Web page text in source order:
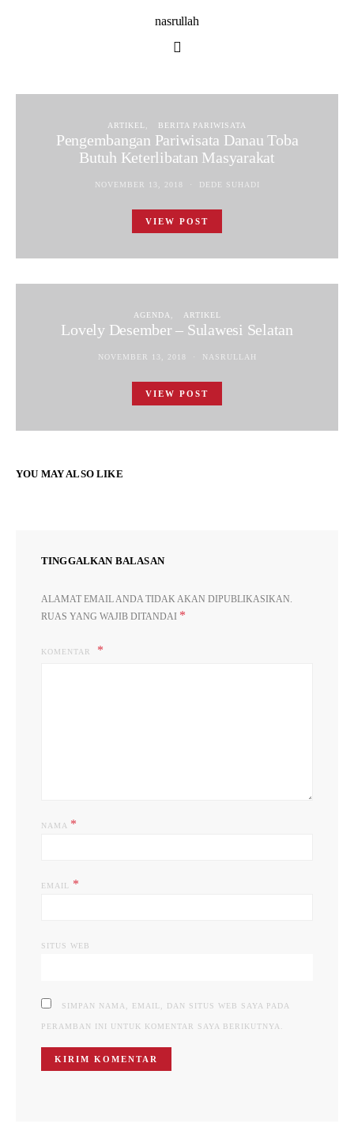
nasrullah
ARTIKEL BERITA PARIWISATA
Pengembangan Pariwisata Danau Toba
Butuh Keterlibatan Masyarakat
NOVEMBER 13, 2018 DEDE SUHADI
VIEW POST
AGENDA ARTIKEL
Lovely Desember – Sulawesi Selatan
NOVEMBER 13, 2018 NASRULLAH
VIEW POST
YOU MAY ALSO LIKE
TINGGALKAN BALASAN
ALAMAT EMAIL ANDA TIDAK AKAN DIPUBLIKASIKAN.
RUAS YANG WAJIB DITANDAI *
KOMENTAR
NAMA *
EMAIL *
SITUS WEB
SIMPAN NAMA, EMAIL, DAN SITUS WEB SAYA PADA
PERAMBAN INI UNTUK KOMENTAR SAYA BERIKUTNYA.